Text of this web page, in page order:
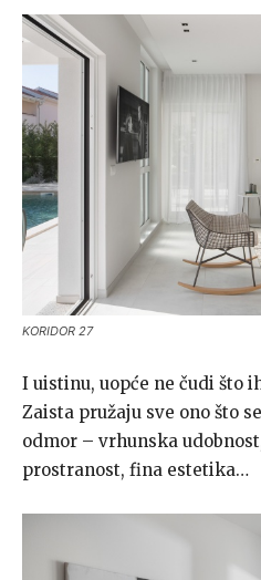
KORIDOR 27
I uistinu, uopće ne čudi što
Zaista pružaju sve ono što
odmor – vrhunska
prostranost, fina estetika…